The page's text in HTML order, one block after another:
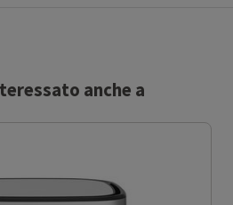
anche a